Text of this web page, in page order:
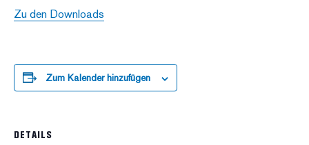
Zu den Downloads
Zum Kalender hinzufügen
DETAILS